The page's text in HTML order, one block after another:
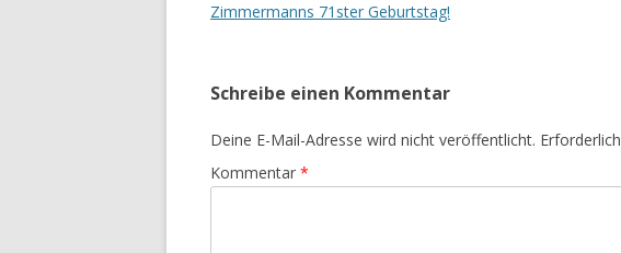
Navigation
Zimmermanns 71ster Geburtstag!
Schreibe einen Kommentar
Deine E-Mail-Adresse wird nicht veröffentlicht.
Kommentar *